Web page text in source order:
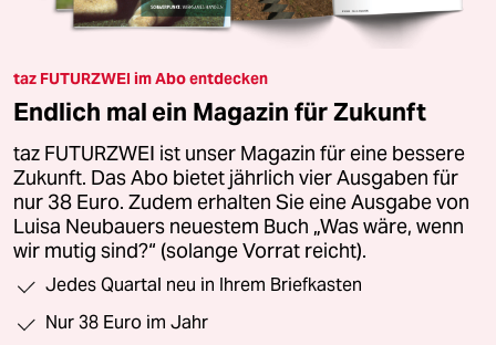
taz FUTURZWEI im Abo entdecken
Endlich mal ein Magazin für Zukunft
taz FUTURZWEI ist unser Magazin für eine bessere
Zukunft. Das Abo bietet jährlich vier Ausgaben für
nur 38 Euro. Zudem erhalten Sie eine Ausgabe von
Luisa Neubauers neuestem Buch „Was wäre, wenn
wir mutig sind?“ (solange Vorrat reicht).
Jedes Quartal neu in Ihrem Briefkasten
Nur 38 Euro im Jahr